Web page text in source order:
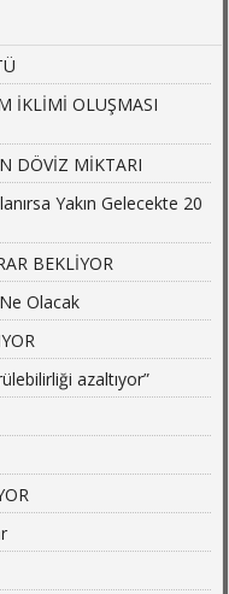
İKLİMİ OLUŞMASI
DÖVİZ MİKTARI
Yakın Gelecekte 20
BEKLİYOR
Olacak
azaltıyor”